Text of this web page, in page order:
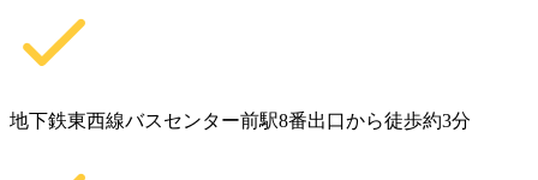
地下鉄東西線バスセンター前駅8番出口から徒歩約3分